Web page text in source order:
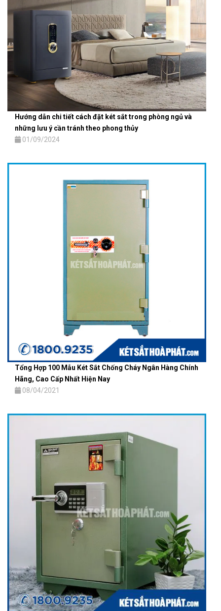
Hướng dẫn chi tiết cách đặt két sắt trong phòng ngủ và
những lưu ý cần tránh theo phong thủy
01/09/2024
Tổng Hợp 100 Mẫu Két Sắt Chống Cháy Ngân Hàng Chính
Hãng, Cao Cấp Nhất Hiện Nay
08/04/2021